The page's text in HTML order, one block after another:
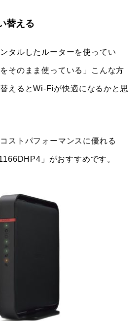
替える
タルしたルーターを使ってい
そのまま使っている」こんな方
えるとWi-Fiが快適になるかと思
ストパフォーマンスに優れる
」がおすすめです。